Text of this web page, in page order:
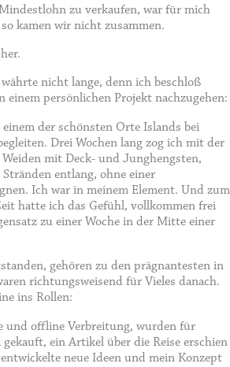
zu verkaufen, war für mich
kamen wir nicht zusammen.
nicht lange, denn ich beschloß
einem persönlichen Projekt nachzugehen:
der schönsten Orte Islands bei
Drei Wochen lang zog ich mit der
mit Deck- und Junghengsten,
entlang, ohne einer
Ich war in meinem Element. Und zum
hatte ich das Gefühl, vollkommen frei
zu einer Woche in der Mitte einer
gehören zu den prägnantesten in
richtungsweisend für Vieles danach.
ins Rollen:
und offline Verbreitung, wurden für
ein Artikel über die Reise erschien
neue Ideen und mein Konzept